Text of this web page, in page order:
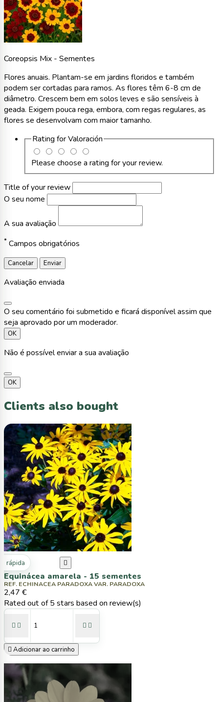
Coreopsis Mix - Sementes
Flores anuais. Plantam-se em jardins floridos e também
podem ser cortadas para ramos. As flores têm 6-8 cm de
diâmetro. Crescem bem em solos leves e são sensíveis à
geada. Exigem pouca rega, embora, com regas regulares, as
flores se desenvolvam com maior tamanho.
Rating forValoración
Please choose a rating for your review.
Title of your review
O seu nome
A sua avaliação
* Campos obrigatórios
Cancelar Enviar
Avaliação enviada
O seu comentário foi submetido e ficará disponível assim que
seja aprovado por um moderador.
OK
Não é possível enviar a sua avaliação
OK
Clients also bought
rápida 
Equinácea amarela - 15 sementes
REF. ECHINACEA PARADOXA VAR. PARADOXA
2,47 €
Rated out of 5 stars based on review(s)
   
 Adicionar ao carrinho